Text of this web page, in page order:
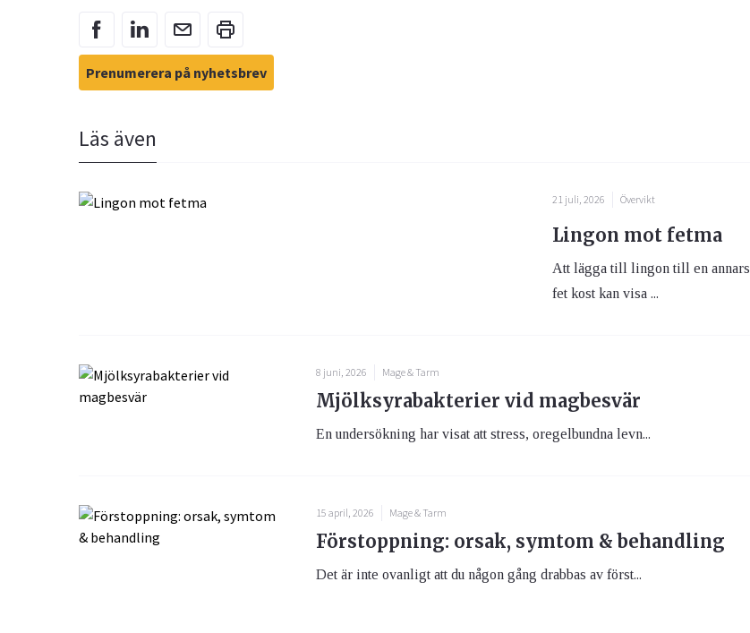
Prenumerera på nyhetsbrev
Läs även
21 juli, 2026 Övervikt
Lingon mot fetma
Att lägga till lingon till en annars
fet kost kan visa ...
8 juni, 2026 Mage & Tarm
Mjölksyrabakterier vid magbesvär
En undersökning har visat att stress, oregelbundna levn...
15 april, 2026 Mage & Tarm
Förstoppning: orsak, symtom & behandling
Det är inte ovanligt att du någon gång drabbas av först...